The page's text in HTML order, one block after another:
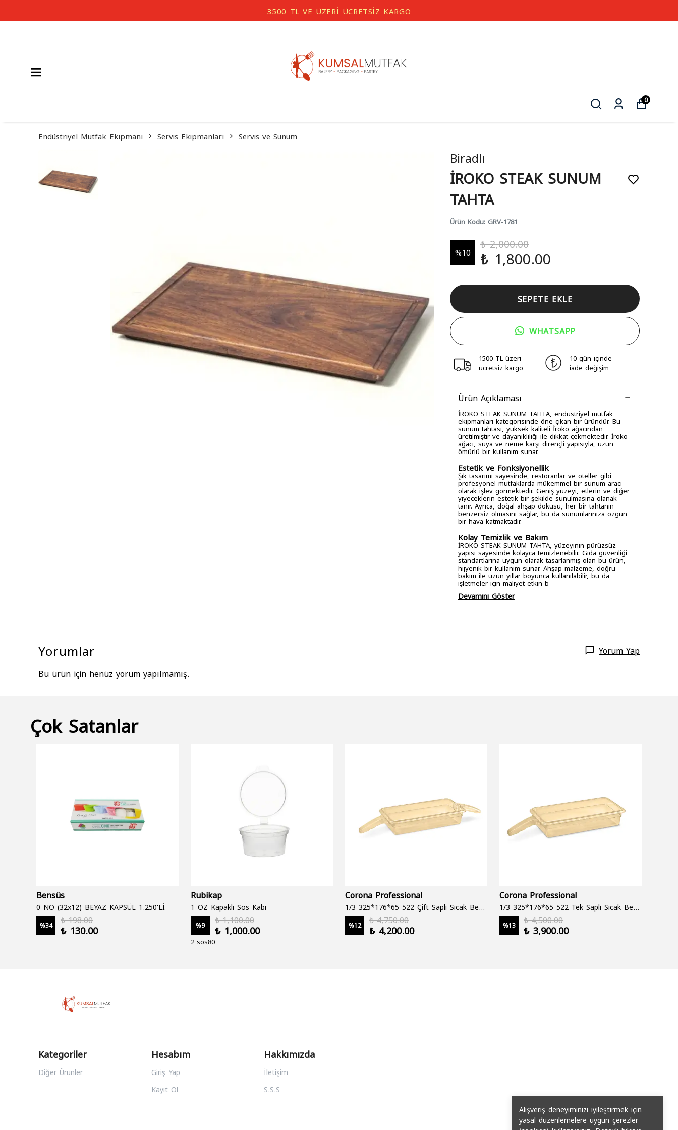
3500 TL VE ÜZERİ ÜCRETSİZ KARGO
0
Alışveriş deneyiminizi iyileştirmek için
yasal düzenlemelere uygun çerezler
Endüstriyel Mutfak Ekipmanı Servis Ekipmanları Servis ve Sunum
Biradlı
İROKO STEAK SUNUM
TAHTA
Ürün Kodu: GRV-1781
%10
₺ 2,000.00
₺ 1,800.00
SEPETE EKLE
WHATSAPP
1500 TL üzeri
ücretsiz kargo
10 gün içinde
iade değişim
Ürün Açıklaması
İROKO STEAK SUNUM TAHTA, endüstriyel mutfak
ekipmanları kategorisinde öne çıkan bir üründür. Bu
sunum tahtası, yüksek kaliteli İroko ağacından
üretilmiştir ve dayanıklılığı ile dikkat çekmektedir. İroko
ağacı, suya ve neme karşı dirençli yapısıyla, uzun
ömürlü bir kullanım sunar.
Estetik ve Fonksiyonellik
Şık tasarımı sayesinde, restoranlar ve oteller gibi
profesyonel mutfaklarda mükemmel bir sunum aracı
olarak işlev görmektedir. Geniş yüzeyi, etlerin ve diğer
yiyeceklerin estetik bir şekilde sunulmasına olanak
tanır. Ayrıca, doğal ahşap dokusu, her bir tahtanın
benzersiz olmasını sağlar, bu da sunumlarınıza özgün
bir hava katmaktadır.
Kolay Temizlik ve Bakım
İROKO STEAK SUNUM TAHTA, yüzeyinin pürüzsüz
yapısı sayesinde kolayca temizlenebilir. Gıda güvenliği
standartlarına uygun olarak tasarlanmış olan bu ürün,
hijyenik bir kullanım sunar. Ahşap malzeme, doğru
bakım ile uzun yıllar boyunca kullanılabilir, bu da
işletmeler için maliyet etkin b
Devamını Göster
Yorumlar Yorum Yap
Bu ürün için henüz yorum yapılmamış.
Çok Satanlar
Bensüs
0 NO (32x12) BEYAZ KAPSÜL 1.250'Lİ
%34
₺ 198.00
₺ 130.00
Rubikap
1 OZ Kapaklı Sos Kabı
%9
₺ 1,100.00
₺ 1,000.00
2 sos80
Corona Professional
1/3 325*176*65 522 Çift Saplı Sıcak Bekletme Tepsisi
%12
₺ 4,750.00
₺ 4,200.00
Corona Professional
1/3 325*176*65 522 Tek Saplı Sıcak Bekletme Tepsisi
%13
₺ 4,500.00
₺ 3,900.00
Kategoriler
Diğer Ürünler
Hesabım
Giriş Yap
Kayıt Ol
Hakkımızda
İletişim
S.S.S